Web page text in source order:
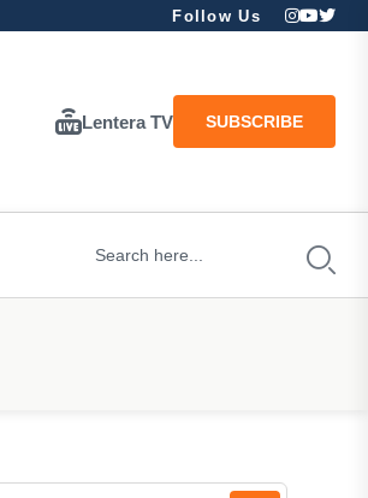
Follow Us
Lentera TV SUBSCRIBE